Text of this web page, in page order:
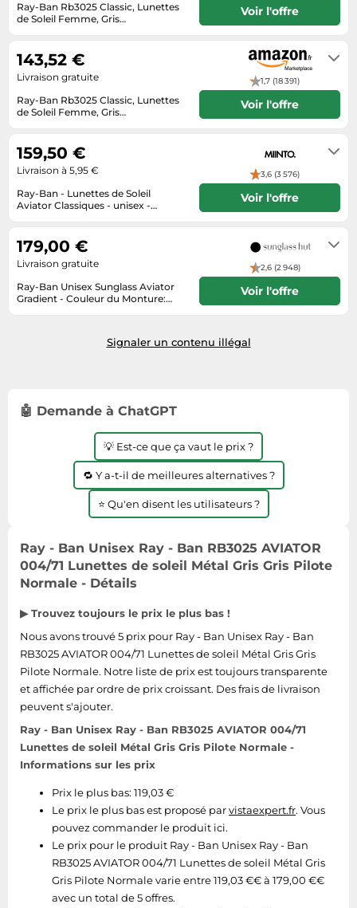
Taille-haies
Textiles de maison
Tondeuses
Tronçonneuses
Tuyaux d'arrosage
Éclairage
Éviers
Informatique
Jeux électroniques
Lave-linge
Machines à coudre
Montres connectées
Objectifs photo
Ordinateurs portables
Photo
Reflex numériques
Réfrigérateurs
Tondeuses cheveux & barbe
Télévision & vidéo
Électroménager
Vélos
Vêtements de sport
Équipement outdoor
Ray-Ban Rb3025 Classic, Lunettes
de Soleil Femme, Gris
Voir l'offre
Ray-Ban Rb3025 Classic, Lunettes
de Soleil Femme, Gris
1,7 (18 391)
143,52 €
Livraison gratuite
Voir l'offre
Ray-Ban - Lunettes de Soleil
Aviator Classiques - unisex -
3,6 (3 576)
159,50 €
Livraison à 5,95 €
Voir l'offre
Ray-Ban Unisex Sunglass Aviator
Gradient - Couleur du Monture:
2,6 (2 948)
179,00 €
Livraison gratuite
Voir l'offre
Signaler un contenu illégal
🤖 Demande à ChatGPT
💡 Est-ce que ça vaut le prix ?
🔁 Y a-t-il de meilleures alternatives ?
⭐ Qu'en disent les utilisateurs ?
Ray - Ban Unisex Ray - Ban RB3025 AVIATOR
004/71 Lunettes de soleil Métal Gris Gris Pilote
Normale - Détails
▶ Trouvez toujours le prix le plus bas !
Nous avons trouvé 5 prix pour Ray - Ban Unisex Ray - Ban
RB3025 AVIATOR 004/71 Lunettes de soleil Métal Gris Gris
Pilote Normale. Notre liste de prix est toujours transparente
et affichée par ordre de prix croissant. Des frais de livraison
peuvent s'ajouter.
Ray - Ban Unisex Ray - Ban RB3025 AVIATOR 004/71
Lunettes de soleil Métal Gris Gris Pilote Normale -
Informations sur les prix
Prix le plus bas: 119,03 €
Le prix le plus bas est proposé parvistaexpert.fr. Vous
pouvez commander le produit ici.
Le prix pour le produit Ray - Ban Unisex Ray - Ban
RB3025 AVIATOR 004/71 Lunettes de soleil Métal Gris
Gris Pilote Normale varie entre 119,03 €€ à 179,00 €€
avec un total de 5 offres.